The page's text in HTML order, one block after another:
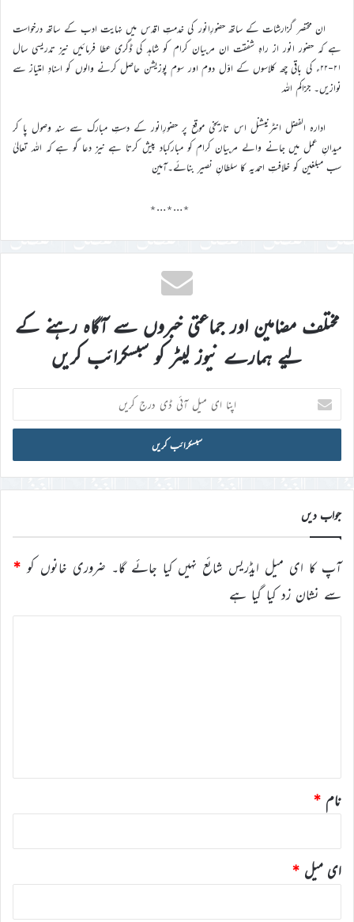
ان مختصر گزارشات کے ساتھ حضورِانور کی خدمتِ اقدس میں نہایت ادب کے ساتھ درخواست
ہے کہ حضور انور از راہِ شفقت ان مربیان کرام کو شاہد کی ڈگری عطا فرمائیں نیز تدریسی سال
۲۱-۲۲ء کی باقی چھ کلاسوں کے اوّل دوم اور سوم پوزیشن حاصل کرنے والوں کو اسنادِ امتیاز سے
نوازیں۔ جزاکم اللہ
ادارہ الفضل انٹرنیشنل اس تاریخی موقع پر حضورِانور کے دستِ مبارک سے سند وصول پا کر
میدانِ عمل میں جانے والے مربیان کرام کو مبارکباد پیش کرتا ہے نیز دعا گو ہے کہ اللہ تعالیٰ
سب مبلغین کو خلافتِ احمدیہ کا سلطانِ نصیر بنائے۔آمین
٭…٭…٭
مختلف مضامین اور جماعتی خبروں سے آگاہ رہنے کے
لیے ہمارے نیوز لیٹر کو سبسکرائب کریں
اپنا
ای
میل
ڈی
درج
کریں
جواب دیں
آپ کا ای میل ایڈریس شائع نہیں کیا جائے گا۔ ضروری خانوں کو *
سے نشان زد کیا گیا ہے
نام *
ای میل *